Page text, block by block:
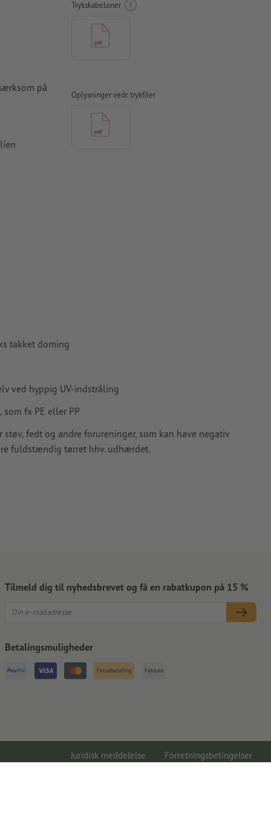
på
Trykskabeloner
Oplysninger vedr. trykfiler
takket doming
ved hyppig UV-indstråling
fx PE eller PP
fedt og andre forureninger, som kan have negativ
fuldstændig tørret hhv. udhærdet.
Tilmeld dig til nyhedsbrevet og få en rabatkupon på 15 %
Betalingsmuligheder
Forudbetaling Faktura
Juridisk meddelelse
Forretningsbetingelser